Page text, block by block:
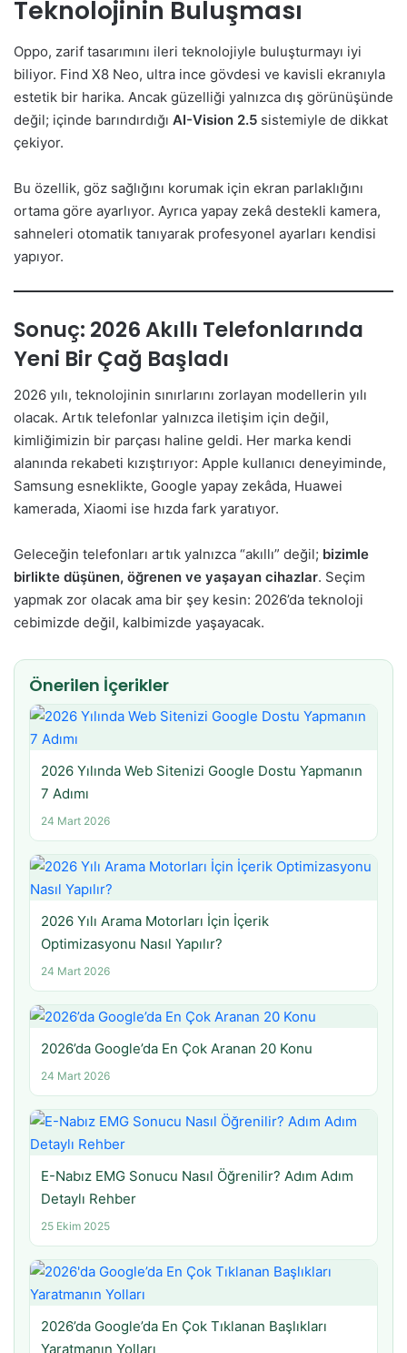
Teknolojinin Buluşması
Oppo, zarif tasarımını ileri teknolojiyle buluşturmayı iyi
biliyor. Find X8 Neo, ultra ince gövdesi ve kavisli ekranıyla
estetik bir harika. Ancak güzelliği yalnızca dış görünüşünde
değil; içinde barındırdığı AI-Vision 2.5 sistemiyle de dikkat
çekiyor.
Bu özellik, göz sağlığını korumak için ekran parlaklığını
ortama göre ayarlıyor. Ayrıca yapay zekâ destekli kamera,
sahneleri otomatik tanıyarak profesyonel ayarları kendisi
yapıyor.
Sonuç: 2026 Akıllı Telefonlarında
Yeni Bir Çağ Başladı
2026 yılı, teknolojinin sınırlarını zorlayan modellerin yılı
olacak. Artık telefonlar yalnızca iletişim için değil,
kimliğimizin bir parçası haline geldi. Her marka kendi
alanında rekabeti kızıştırıyor: Apple kullanıcı deneyiminde,
Samsung esneklikte, Google yapay zekâda, Huawei
kamerada, Xiaomi ise hızda fark yaratıyor.
Geleceğin telefonları artık yalnızca “akıllı” değil; bizimle
birlikte düşünen, öğrenen ve yaşayan cihazlar. Seçim
yapmak zor olacak ama bir şey kesin: 2026’da teknoloji
cebimizde değil, kalbimizde yaşayacak.
Önerilen İçerikler
2026 Yılında Web Sitenizi Google Dostu Yapmanın
7 Adımı
24 Mart 2026
2026 Yılı Arama Motorları İçin İçerik
Optimizasyonu Nasıl Yapılır?
24 Mart 2026
2026’da Google’da En Çok Aranan 20 Konu
24 Mart 2026
E-Nabız EMG Sonucu Nasıl Öğrenilir? Adım Adım
Detaylı Rehber
25 Ekim 2025
2026’da Google’da En Çok Tıklanan Başlıkları
Yaratmanın Yolları